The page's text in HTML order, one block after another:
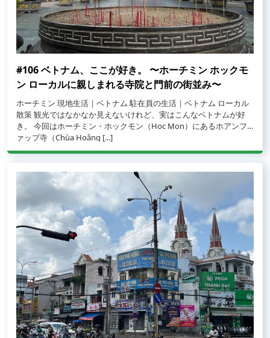
#106 ベトナム、ここが好き。 〜ホーチミン ホックモ
ン ローカルに親しまれる寺院と門前の街並み〜
ホーチミン 現地生活｜ベトナム 駐在員の生活｜ベトナム ローカル
散策 観光ではなかなか見えないけれど、実はこんなベトナムが好
き。 今回はホーチミン・ホックモン（Hoc Mon）にあるホアンフ
ァップ寺（Chùa Hoằng [...]
from #106 ベトナム、ここが好き。 〜ホーチミン ホックモン ローカル